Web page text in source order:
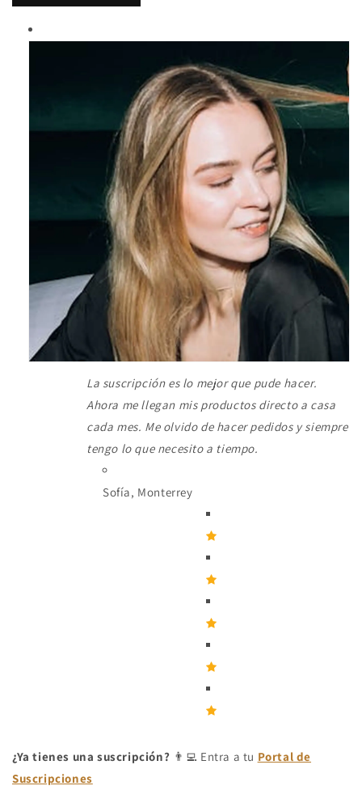
La suscripción es lo mejor que pude hacer.
Ahora me llegan mis productos directo a casa
cada mes. Me olvido de hacer pedidos y siempre
tengo lo que necesito a tiempo.
Sofía, Monterrey
¿Ya tienes una suscripción? 👨‍💻 Entra a tu Portal de
Suscripciones